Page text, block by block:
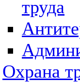
труда
Охрана